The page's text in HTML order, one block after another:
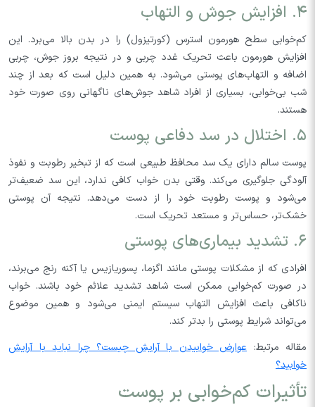
۴. افزایش جوش و التهاب
کم‌خوابی سطح هورمون استرس (کورتیزول) را در بدن بالا می‌برد. این
افزایش هورمون باعث تحریک غدد چربی و در نتیجه بروز جوش، چربی
اضافه و التهاب‌های پوستی می‌شود. به همین دلیل است که بعد از چند
شب بی‌خوابی، بسیاری از افراد شاهد جوش‌های ناگهانی روی صورت خود
هستند.
۵. اختلال در سد دفاعی پوست
پوست سالم دارای یک سد محافظ طبیعی است که از تبخیر رطوبت و نفوذ
آلودگی جلوگیری می‌کند. وقتی بدن خواب کافی ندارد، این سد ضعیف‌تر
می‌شود و پوست رطوبت خود را از دست می‌دهد. نتیجه آن پوستی
خشک‌تر، حساس‌تر و مستعد تحریک است.
۶. تشدید بیماری‌های پوستی
افرادی که از مشکلات پوستی مانند اگزما، پسوریازیس یا آکنه رنج می‌برند،
در صورت کم‌خوابی ممکن است شاهد تشدید علائم خود باشند. خواب
ناکافی باعث افزایش التهاب سیستم ایمنی می‌شود و همین موضوع
می‌تواند شرایط پوستی را بدتر کند.
مقاله مرتبط: عوارض خوابیدن با آرایش چیست؟ چرا نباید با آرایش
خوابید؟
تأثیرات کم‌خوابی بر پوست